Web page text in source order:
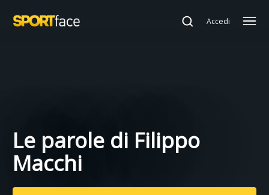
Accedi
Le parole di Filippo
Macchi